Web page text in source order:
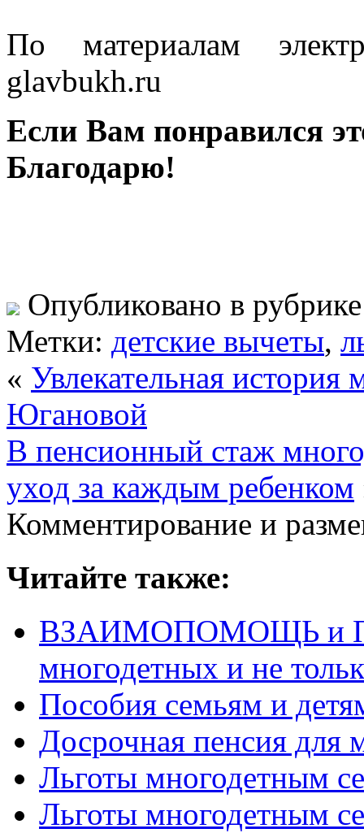
По материалам
glavbukh.ru
Если Вам понравился
Благодарю!
Опубликовано в
Метки: детские вычеты,
« Увлекательная
Югановой
В пенсионный стаж
уход за каждым ребенком
Комментирование и
Читайте также:
ВЗАИМОПОМОЩЬ и
многодетных и не
Пособия семьям и
Досрочная пенсия для
Льготы многодетным
Льготы многодетным